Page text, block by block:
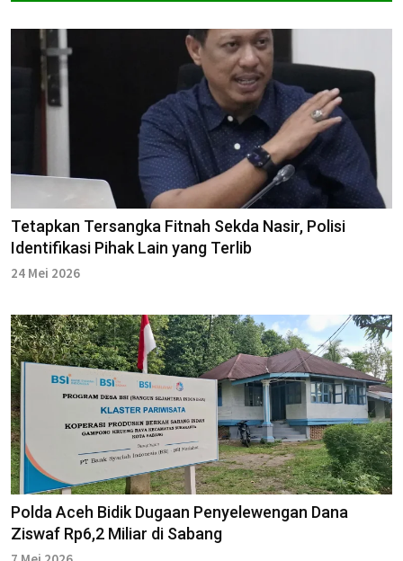
Tetapkan Tersangka Fitnah Sekda Nasir, Polisi
Identifikasi Pihak Lain yang Terlib
24 Mei 2026
Polda Aceh Bidik Dugaan Penyelewengan Dana
Ziswaf Rp6,2 Miliar di Sabang